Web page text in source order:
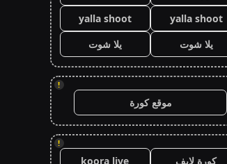
yalla shoot
yalla shoot
يلا شوت
يلا شوت
!
موقع كورة
!
كورة لايف
koora live